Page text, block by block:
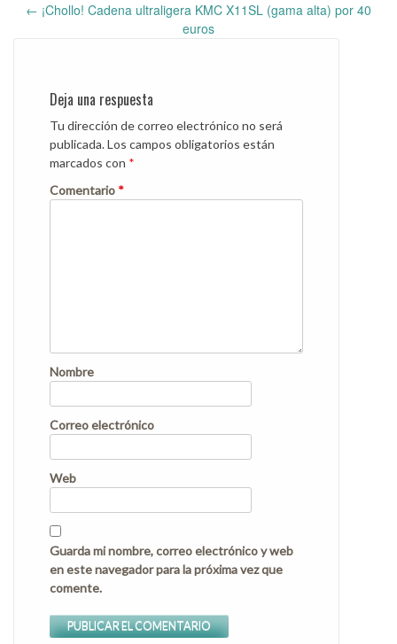
navigation
← ¡Chollo! Cadena ultraligera KMC X11SL (gama alta) por 40
euros
Deja una respuesta
Tu dirección de correo electrónico no será
publicada.Los campos obligatorios están
marcados con *
Comentario *
Nombre
Correo electrónico
Web
Guarda mi nombre, correo electrónico y web
en este navegador para la próxima vez que
comente.